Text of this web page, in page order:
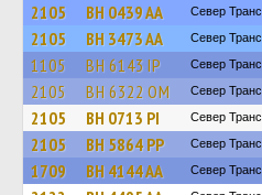
2105 BH 0439 AA Север Транс
2105 BH 3473 AA Север Транс
1105 BH 6143 IP Север Транс
2105 BH 6322 OM Север Транс
2105 BH 0713 PI Север Транс
2105 BH 5864 PP Север Транс
1709 BH 4144 AA Север Транс